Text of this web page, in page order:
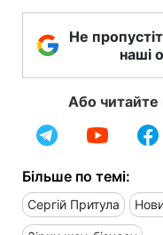
Не
наші
Або читайте
Більше по темі:
Сергій Притула